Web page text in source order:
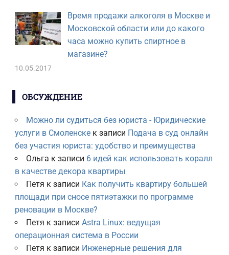
Время продажи алкоголя в Москве и
Московской области или до какого
часа можно купить спиртное в
магазине?
10.05.2017
ОБСУЖДЕНИЕ
Можно ли судиться без юриста - Юридические
услуги в Смоленскек записи Подача в суд онлайн
без участия юриста: удобство и преимущества
Ольга к записи 6 идей как использовать коралл
в качестве декора квартиры
Петя к записи Как получить квартиру большей
площади при сносе пятиэтажки по программе
реновации в Москве?
Петя к записи Astra Linux: ведущая
операционная система в России
Петя к записи Инженерные решения для